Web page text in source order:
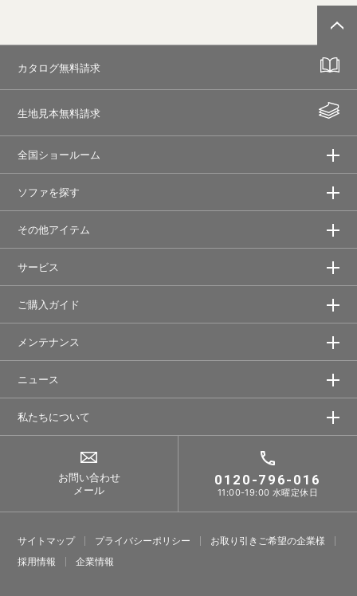
カタログ無料請求
生地見本無料請求
全国ショールーム
ソファを探す
その他アイテム
サービス
ご購入ガイド
メンテナンス
ニュース
私たちについて
お問い合わせ
メール
0120-796-016
11:00-19:00 水曜定休日
サイトマップ プライバシーポリシー
お取り引きご希望の企業様
採⽤情報
企業情報